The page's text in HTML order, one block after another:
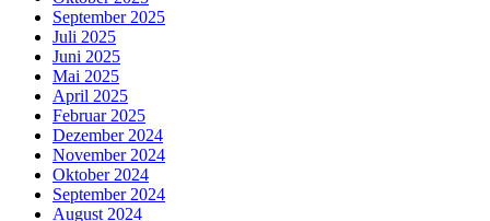
September 2025
Juli 2025
Juni 2025
Mai 2025
April 2025
Februar 2025
Dezember 2024
November 2024
Oktober 2024
September 2024
August 2024